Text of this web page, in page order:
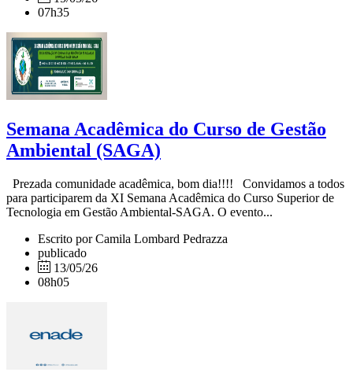
07h35
Semana Acadêmica do Curso de Gestão
Ambiental (SAGA)
Prezada comunidade acadêmica, bom dia!!!! Convidamos a todos
para participarem da XI Semana Acadêmica do Curso Superior de
Tecnologia em Gestão Ambiental-SAGA. O evento...
Escrito por Camila Lombard Pedrazza
publicado
13/05/26
08h05